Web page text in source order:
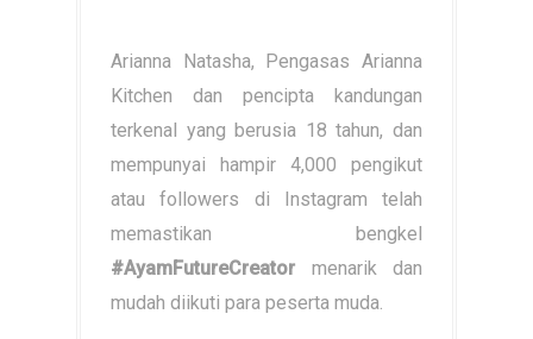
Arianna Natasha, Pengasas Arianna
Kitchen dan pencipta kandungan
terkenal yang berusia 18 tahun, dan
mempunyai hampir 4,000 pengikut
atau followers di Instagram telah
memastikan bengkel
#AyamFutureCreator menarik dan
mudah diikuti para peserta muda.